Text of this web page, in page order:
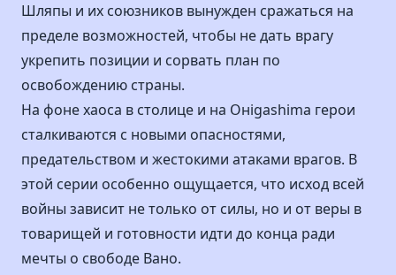
Шляпы и их союзников вынужден сражаться на
пределе возможностей, чтобы не дать врагу
укрепить позиции и сорвать план по
освобождению страны.
На фоне хаоса в столице и на Онigashima герои
сталкиваются с новыми опасностями,
предательством и жестокими атаками врагов. В
этой серии особенно ощущается, что исход всей
войны зависит не только от силы, но и от веры в
товарищей и готовности идти до конца ради
мечты о свободе Вано.